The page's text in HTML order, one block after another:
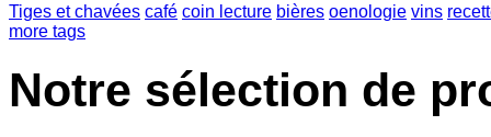
Tiges et chavées café coin lecture bières oenologie vins
more tags
Notre sélection de